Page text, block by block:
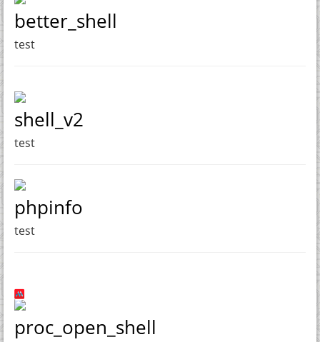
better_shell
test
shell_v2
test
phpinfo
test
proc_open_shell